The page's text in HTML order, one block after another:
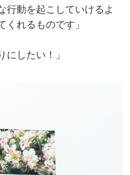
行動を起こしていけるよ
くれるものです」
にしたい！」